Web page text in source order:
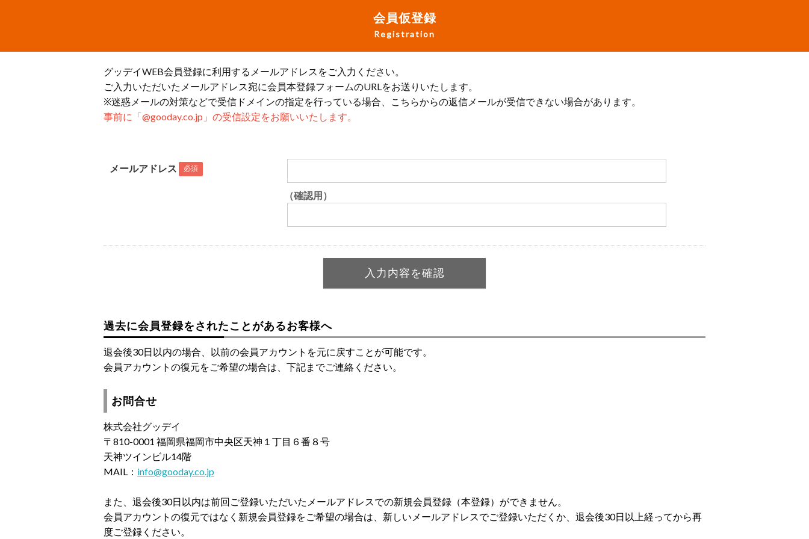
会員仮登録
Registration
グッデイWEB会員登録に利用するメールアドレスをご入力ください。
ご入力いただいたメールアドレス宛に会員本登録フォームのURLをお送りいたします。
※迷惑メールの対策などで受信ドメインの指定を行っている場合、こちらからの返信メールが受信できない場合があります。
事前に「@gooday.co.jp」の受信設定をお願いいたします。
メールアドレス 必須
（確認用）
過去に会員登録をされたことがあるお客様へ
退会後30日以内の場合、以前の会員アカウントを元に戻すことが可能です。
会員アカウントの復元をご希望の場合は、下記までご連絡ください。
お問合せ
株式会社グッデイ
〒810-0001 福岡県福岡市中央区天神１丁目６番８号
天神ツインビル14階
MAIL： info@gooday.co.jp
また、退会後30日以内は前回ご登録いただいたメールアドレスでの新規会員登録（本登録）ができません。
会員アカウントの復元ではなく新規会員登録をご希望の場合は、新しいメールアドレスでご登録いただくか、退会後30日以上経ってから再
度ご登録ください。